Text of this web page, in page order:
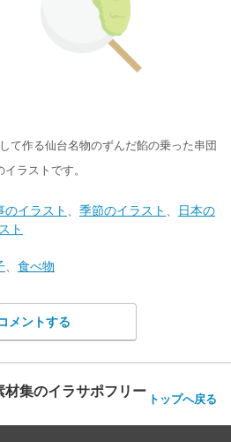
て作る仙台名物のずんだ餡の乗った串団
イラストです。
のイラスト 季節のイラスト
日本の
ト
食べ物
メントする
集のイラサポフリー トップへ戻る